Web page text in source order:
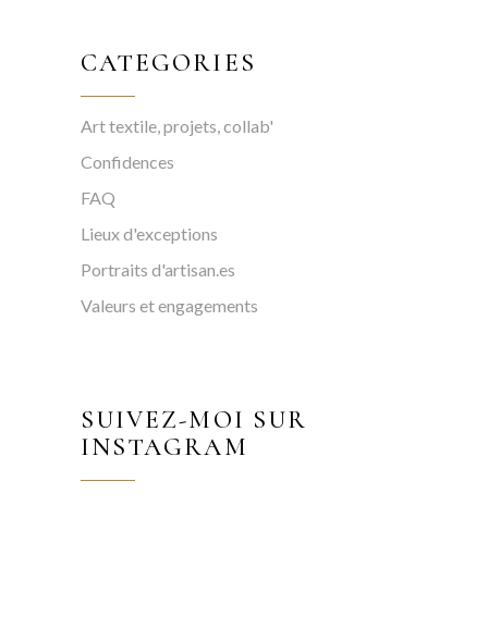
CATEGORIES
Art textile, projets, collab'
Confidences
FAQ
Lieux d'exceptions
Portraits d'artisan.es
Valeurs et engagements
SUIVEZ-MOI SUR
INSTAGRAM